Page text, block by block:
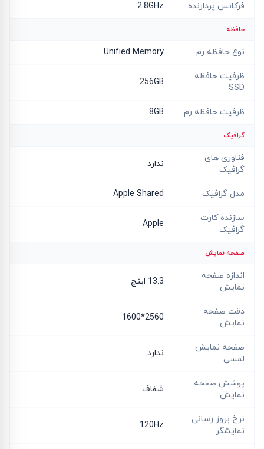
فرکانس پردازنده 2.8GHz
حافظه
نوع حافظه رم Unified Memory
ظرفیت حافظه
SSD
256GB
ظرفیت حافظه رم 8GB
گرافیک
فناوری های
گرافیک
ندارد
مدل گرافیک Apple Shared
سازنده کارت
گرافیک
Apple
صفحه نمایش
اندازه صفحه
نمایش
13.3 اینچ
دقت صفحه
نمایش
2560*1600
صفحه نمایش
لمسی
ندارد
پوشش صفحه
نمایش
شفاف
نرخ بروز رسانی
نمایشگر
120Hz